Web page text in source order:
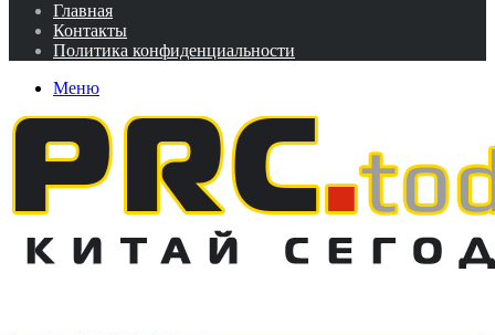
Главная
Контакты
Политика конфиденциальности
Меню